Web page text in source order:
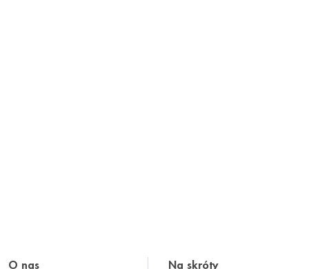
O nas Na skróty